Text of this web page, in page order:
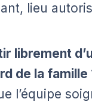
lieu
librement
de la famille
l’équipe